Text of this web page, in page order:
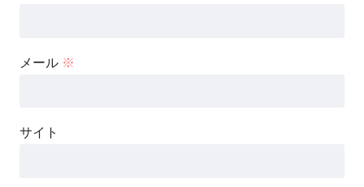
メール ※
サイト